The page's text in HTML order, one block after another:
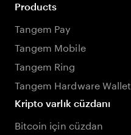
Products
Tangem Pay
Tangem Mobile
Tangem Ring
Tangem Hardware Wallet
Kripto varlık cüzdanı
Bitcoin için cüzdan